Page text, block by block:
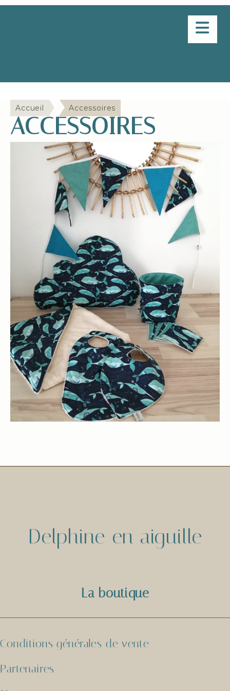
Accueil Accessoires
ACCESSOIRES
Delphine en aiguille
La boutique
Conditions générales de vente
Partenaires
Panneau de gestion des cookies